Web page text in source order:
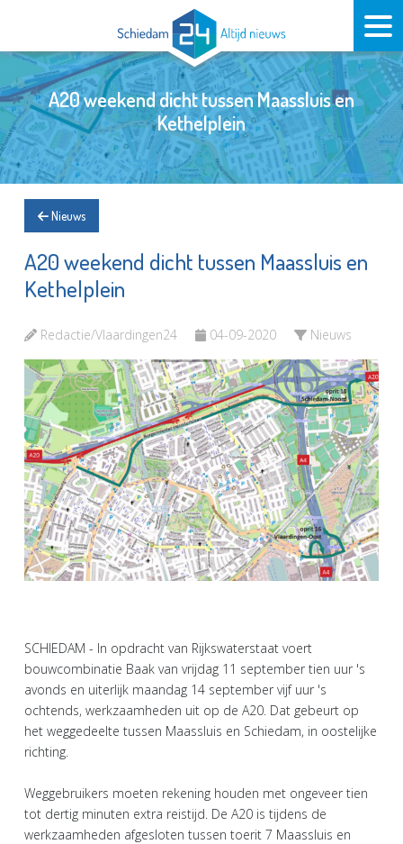
A20 weekend dicht tussen Maassluis en
Kethelplein
Nieuws
A20 weekend dicht tussen Maassluis en
Kethelplein
Redactie/Vlaardingen24 04-09-2020 Nieuws
SCHIEDAM - In opdracht van Rijkswaterstaat voert
bouwcombinatie Baak van vrijdag 11 september tien uur 's
avonds en uiterlijk maandag 14 september vijf uur 's
ochtends, werkzaamheden uit op de A20. Dat gebeurt op
het weggedeelte tussen Maassluis en Schiedam, in oostelijke
richting.
Weggebruikers moeten rekening houden met ongeveer tien
tot dertig minuten extra reistijd. De A20 is tijdens de
werkzaamheden afgesloten tussen toerit 7 Maassluis en